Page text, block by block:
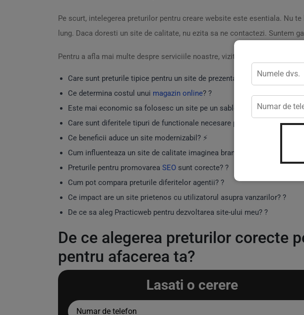
Pe scurt, intelegerea preturilor pentru creare website este esentiala. Nu
lung. Daca doresti un site de calitate, nu ezita sa ne contactezi. Suntem
Pentru a afla mai multe despre serviciile noastre, viziteaza
Care sunt preturile tipice pentru un site de prezentare? ?
Ce determina costul unui magazin online? ?️
Este mai economic sa folosesc un site pe un sablon? ?
Care sunt diferitele tipuri de functionale necesare pe un site? ?
Ce beneficii aduce un site modernizabil? ⚡
Cum influenteaza un site de calitate imaginea brandului? ?️
Preturile pentru promovarea SEO sunt corecte? ?
Cum pot compara preturile diferitelor agentii? ?
Ce impact are un site prietenos cu utilizatorul asupra vanzarilor? ?
De ce sa aleg Practicweb pentru dezvoltarea site-ului meu? ?
De ce alegerea preturilor corecte
pentru afacerea ta?
Lasati o cerere